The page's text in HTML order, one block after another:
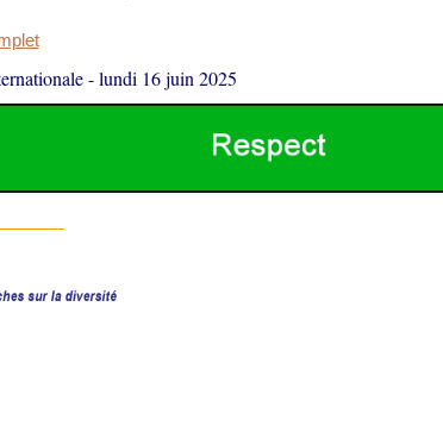
-lundi 16 juin 2025